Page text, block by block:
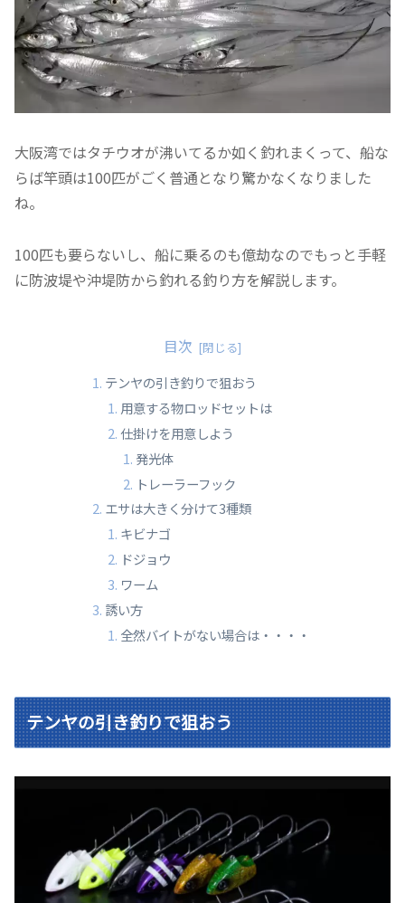
大阪湾ではタチウオが沸いてるか如く釣れまくって、船な
らば竿頭は100匹がごく普通となり驚かなくなりました
ね。
100匹も要らないし、船に乗るのも億劫なのでもっと手軽
に防波堤や沖堤防から釣れる釣り方を解説します。
目次
テンヤの引き釣りで狙おう
用意する物ロッドセットは
仕掛けを用意しよう
発光体
トレーラーフック
エサは大きく分けて3種類
キビナゴ
ドジョウ
ワーム
誘い方
全然バイトがない場合は・・・・
テンヤの引き釣りで狙おう